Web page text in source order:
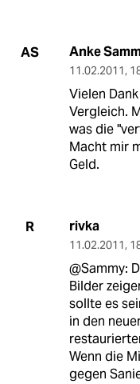
AS Anke
11.02.2011,
Vielen
Vergleich.
was die
Macht mir
Geld.
R rivka
11.02.2011,
@Sammy:
Bilder
sollte es
in den
Wenn die
gegen